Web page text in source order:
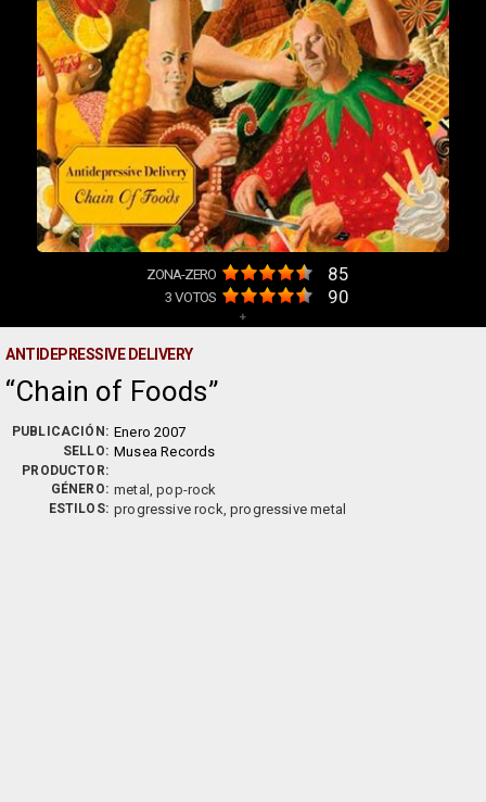
ZONA-ZERO 85
3VOTOS 90
+
ANTIDEPRESSIVE DELIVERY
Chain of Foods
PUBLICACIÓN: Enero 2007
SELLO: Musea Records
PRODUCTOR:
GÉNERO: metal, pop-rock
ESTILOS: progressive rock, progressive metal